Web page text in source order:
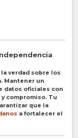
verdad sobre los
Mantener un
datos oficiales con
compromiso. Tu
que la
a fortalecer el